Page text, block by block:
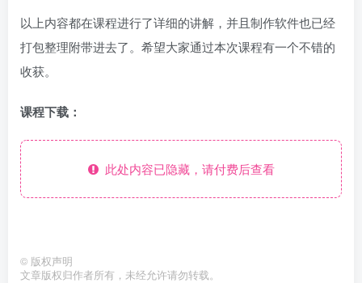
以上内容都在课程进行了详细的讲解，并且制作软件也已经
打包整理附带进去了。希望大家通过本次课程有一个不错的
收获。
课程下载：
此处内容已隐藏，请付费后查看
© 版权声明
文章版权归作者所有，未经允许请勿转载。